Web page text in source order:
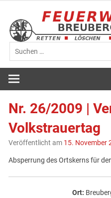
springen
Nr. 26/2009 |
Volkstrauertag
Veröffentlicht am 15. November
Absperrung des Ortskerns für
Ort: